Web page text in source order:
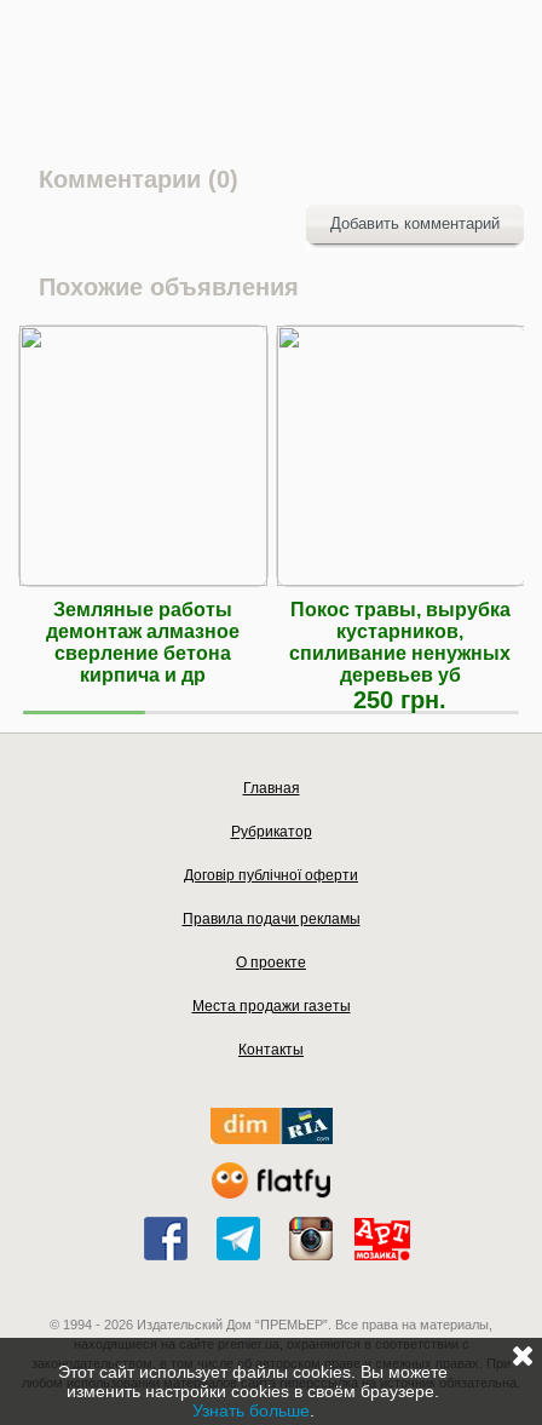
Комментарии (0)
Добавить комментарий
Похожие объявления
Земляные работы
демонтаж алмазное
сверление бетона
кирпича и др
Покос травы, вырубка
кустарников,
спиливание ненужных
деревьев уб
250 грн.
Главная
Рубрикатор
Договір публічної оферти
Правила подачи рекламы
О проекте
Места продажи газеты
Контакты
© 1994 - 2026 Издательский Дом “ПРЕМЬЕР”. Все права на материалы,
находящиеся на сайте premier.ua, охраняются в соответствии с
законодательством, в том числе об авторском праве и смежных правах. При
любом использовании материалов сайта гиперссылка на источник обязательна.
Этот сайт использует файлы cookies. Вы можете
изменить настройки cookies в своём браузере.
Узнать больше